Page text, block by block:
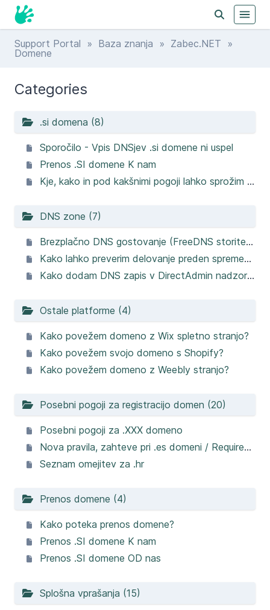
Support Portal » Baza znanja » Zabec.NET »
Domene
Categories
.si domena (8)
Sporočilo - Vpis DNSjev .si domene ni uspel
Prenos .SI domene K nam
Kje, kako in pod kakšnimi pogoji lahko sprožim domenski spor za .si domeno?
DNS zone (7)
Brezplačno DNS gostovanje (FreeDNS storitev) - navodila za vklop in vnos zapisov
Kako lahko preverim delovanje preden spremenim DNS?
Kako dodam DNS zapis v DirectAdmin nadzorni plošči
Ostale platforme (4)
Kako povežem domeno z Wix spletno stranjo?
Kako povežem svojo domeno s Shopify?
Kako povežem domeno z Weebly stranjo?
Posebni pogoji za registracijo domen (20)
Posebni pogoji za .XXX domeno
Nova pravila, zahteve pri .es domeni / Requirements for registering an .ES domain
Seznam omejitev za .hr
Prenos domene (4)
Kako poteka prenos domene?
Prenos .SI domene K nam
Prenos .SI domene OD nas
Splošna vprašanja (15)